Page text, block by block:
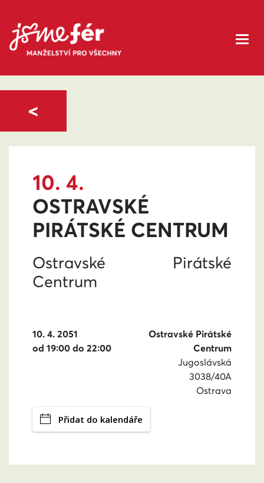
10. 4.
OSTRAVSKÉ
PIRÁTSKÉ CENTRUM
Ostravské Pirátské
Centrum
10. 4. 2051
od 19:00 do 22:00
Ostravské Pirátské
Centrum
Jugoslávská
3038/40A
Ostrava
Přidat do kalendáře
<